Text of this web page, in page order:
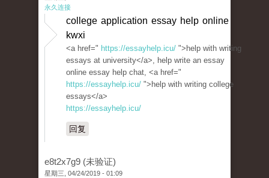
永久连接
college application essay help online
kwxi
<a href=" https://essayhelp.icu/ ">help with writing
essays at university</a>, help write an essay
online essay help chat, <a href="
https://essayhelp.icu/ ">help with writing college
essays</a>
https://essayhelp.icu/
回复
e8t2x7g9 (未验证)
星期三, 04/24/2019 - 01:09